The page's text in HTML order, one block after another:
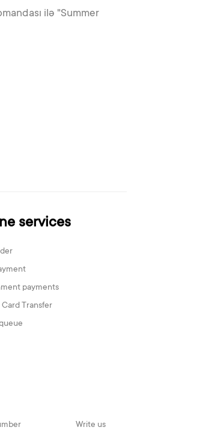
ilə "Summer
services
payments
Transfer
Write us